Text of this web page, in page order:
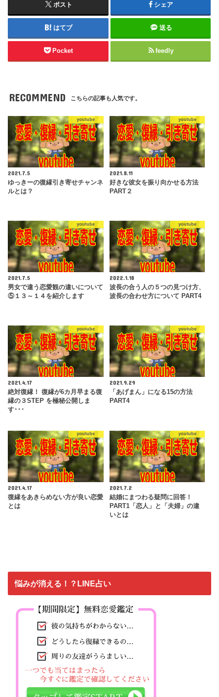
ポスト シェア
はてブ 送る
Pocket feedly
RECOMMEND こちらの記事も人気です。
youtube
2021.7.5
ゆっきーの復縁引き寄せチャンネ
ルとは？
youtube
2021.8.11
好きな彼女を振り向かせる方法
PART２
youtube
2021.7.5
男女で違う恋愛観の違いについて
⑤１３～１４を紹介します
youtube
2022.1.18
波長の合う人の５つの見つけ方、
波長の合わせ方について PART4
youtube
2021.4.17
絶対復縁！ 復縁が6カ月早まる復
縁の３STEP を極秘公開しま
す･･･
youtube
2021.9.29
「あげまん」になる15の方法
PART4
youtube
2021.4.17
復縁をあきらめない方が良い恋愛
とは
youtube
2021.7.2
結婚にまつわる疑問に回答！
PART1「恋人」と「夫婦」の違
いとは
悩みが消える！？LINE占い